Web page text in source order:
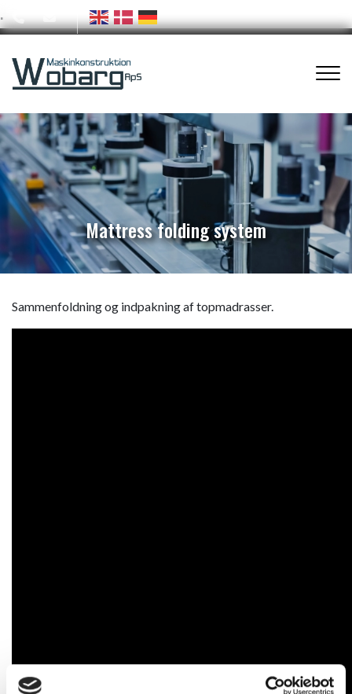
til
.
Mattress folding system
Mattress folding system
Sammenfoldning og indpakning af topmadrasser.